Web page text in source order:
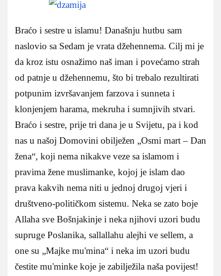
Braćo i sestre u islamu! Današnju hutbu sam
naslovio sa Sedam je vrata džehennema. Cilj mi je
da kroz istu osnažimo naš iman i povećamo strah
od patnje u džehennemu, što bi trebalo rezultirati
potpunim izvršavanjem farzova i sunneta i
klonjenjem harama, mekruha i sumnjivih stvari.
Braćo i sestre, prije tri dana je u Svijetu, pa i kod
nas u našoj Domovini obilježen „Osmi mart – Dan
žena“, koji nema nikakve veze sa islamom i
pravima žene muslimanke, kojoj je islam dao
prava kakvih nema niti u jednoj drugoj vjeri i
društveno-političkom sistemu. Neka se zato boje
Allaha sve Bošnjakinje i neka njihovi uzori budu
supruge Poslanika, sallallahu alejhi ve sellem, a
one su „Majke mu'mina“ i neka im uzori budu
čestite mu'minke koje je zabilježila naša povijest!